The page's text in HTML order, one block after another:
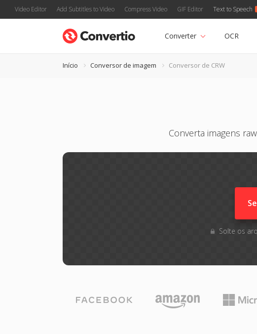
Video Editor Add Subtitles to Video Compress Video GIF Editor Text to Speech
Converter OCR
Início Conversor de imagem Conversor de CRW
Converta imagens
Solte os